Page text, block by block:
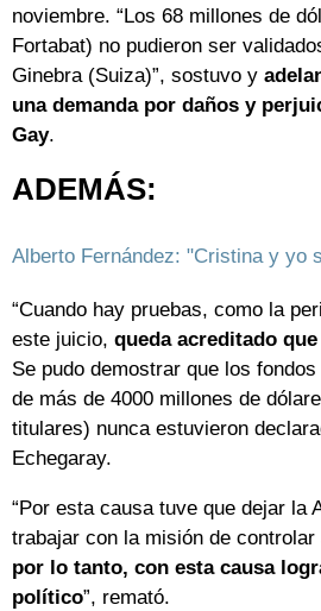
noviembre. “Los 68 millones de
Fortabat) no pudieron ser
Ginebra (Suiza)”, sostuvo y
una demanda por daños y
Gay.
ADEMÁS:
Alberto Fernández: "Cristina y yo
“Cuando hay pruebas, como la
este juicio, queda acreditado
Se pudo demostrar que los
de más de 4000 millones de
titulares) nunca estuvieron
Echegaray.
“Por esta causa tuve que dejar la
trabajar con la misión de
por lo tanto, con esta causa
político”, remató.